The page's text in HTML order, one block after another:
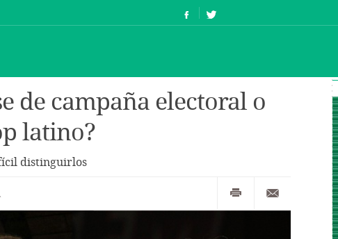
de campaña electoral o
latino?
distinguirlos